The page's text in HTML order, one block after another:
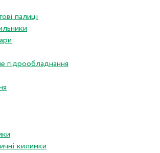
палиці
гідрообладнання
килимки